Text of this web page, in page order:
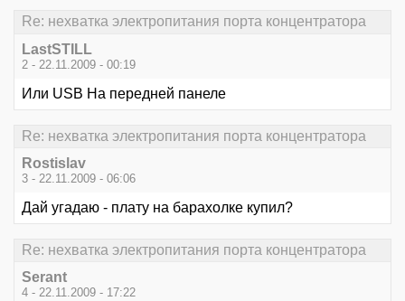
Re: нехватка электропитания порта концентратора
LastSTILL
2 - 22.11.2009 - 00:19
Или USB На передней панеле
Re: нехватка электропитания порта концентратора
Rostislav
3 - 22.11.2009 - 06:06
Дай угадаю - плату на барахолке купил?
Re: нехватка электропитания порта концентратора
Serant
4 - 22.11.2009 - 17:22